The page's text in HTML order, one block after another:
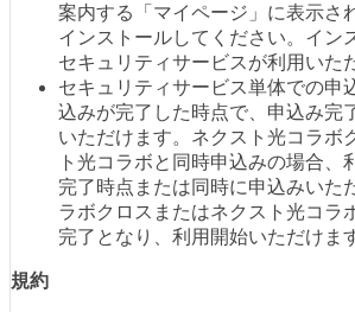
案内する「マイページ」に表示さ
インストールしてください。イン
セキュリティサービスが利用いた
セキュリティサービス単体での申
込みが完了した時点で、申込み完
いただけます。ネクスト光コラボ
ト光コラボと同時申込みの場合、
完了時点または同時に申込みいた
ラボクロスまたはネクスト光コラ
完了となり、利用開始いただけま
規約